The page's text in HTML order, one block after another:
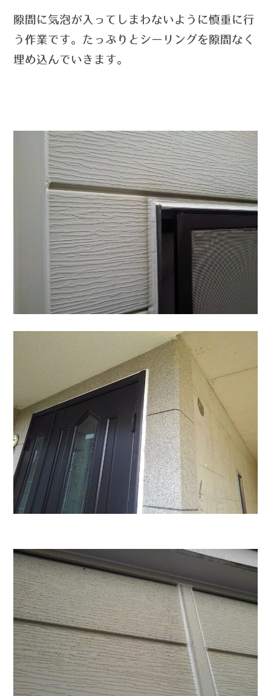
隙間に気泡が入ってしまわないように慎重に行
う作業です。たっぷりとシーリングを隙間なく
埋め込んでいきます。